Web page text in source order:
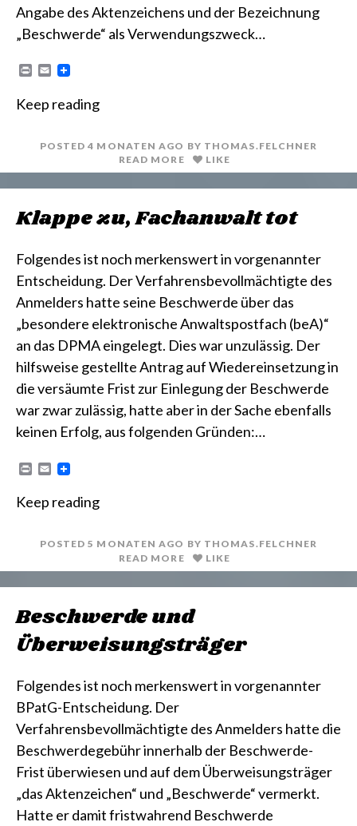
Angabe des Aktenzeichens und der Bezeichnung
„Beschwerde“ als Verwendungszweck…
n
E
i
Keep reading
POSTED4 MONATEN AGO BY THOMAS.FELCHNER
READ MORE
LIKE
Klappe zu, Fachanwalt tot
Folgendes ist noch merkenswert in vorgenannter
Entscheidung. Der Verfahrensbevollmächtigte des
Anmelders hatte seine Beschwerde über das
„besondere elektronische Anwaltspostfach (beA)“
an das DPMA eingelegt. Dies war unzulässig. Der
hilfsweise gestellte Antrag auf Wiedereinsetzung in
die versäumte Frist zur Einlegung der Beschwerde
war zwar zulässig, hatte aber in der Sache ebenfalls
keinen Erfolg, aus folgenden Gründen:…
P
n
E
i
Keep reading
POSTED5 MONATEN AGO BY THOMAS.FELCHNER
READ MORE
LIKE
Beschwerde und
Überweisungsträger
Folgendes ist noch merkenswert in vorgenannter
BPatG-Entscheidung. Der
Verfahrensbevollmächtigte des Anmelders hatte die
Beschwerdegebühr innerhalb der Beschwerde-
Frist überwiesen und auf dem Überweisungsträger
„das Aktenzeichen“ und „Beschwerde“ vermerkt.
Hatte er damit fristwahrend Beschwerde